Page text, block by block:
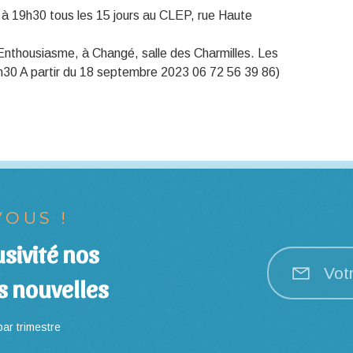
19h30 tous les 15 jours au CLEP, rue Haute
à Changé, salle des Charmilles. Les
A partir du 18 septembre 2023 06 72 56 39 86)
!
nos
nouvelles
trimestre